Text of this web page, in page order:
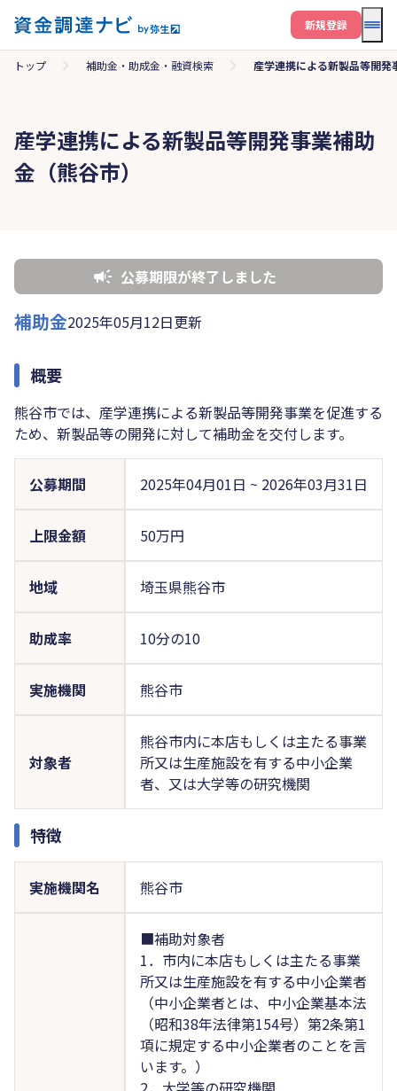
メ
新規登録
トップ 補助金・助成金・融資検索 産学連携による新製品等開発
産学連携による新製品等開発事業補助
金（熊谷市）
公募期限が終了しました
補助金2025年05月12日更新
概要
熊谷市では、産学連携による新製品等開発事業を促進する
ため、新製品等の開発に対して補助金を交付します。
公募期間 2025年04月01日 ~ 2026年03月31日
上限金額 50万円
地域 埼玉県熊谷市
助成率 10分の10
実施機関 熊谷市
対象者
熊谷市内に本店もしくは主たる事業
所又は生産施設を有する中小企業
者、又は大学等の研究機関
特徴
実施機関名 熊谷市
■補助対象者
1．市内に本店もしくは主たる事業
所又は生産施設を有する中小企業者
（中小企業者とは、中小企業基本法
（昭和38年法律第154号）第2条第1
項に規定する中小企業者のことを言
います。）